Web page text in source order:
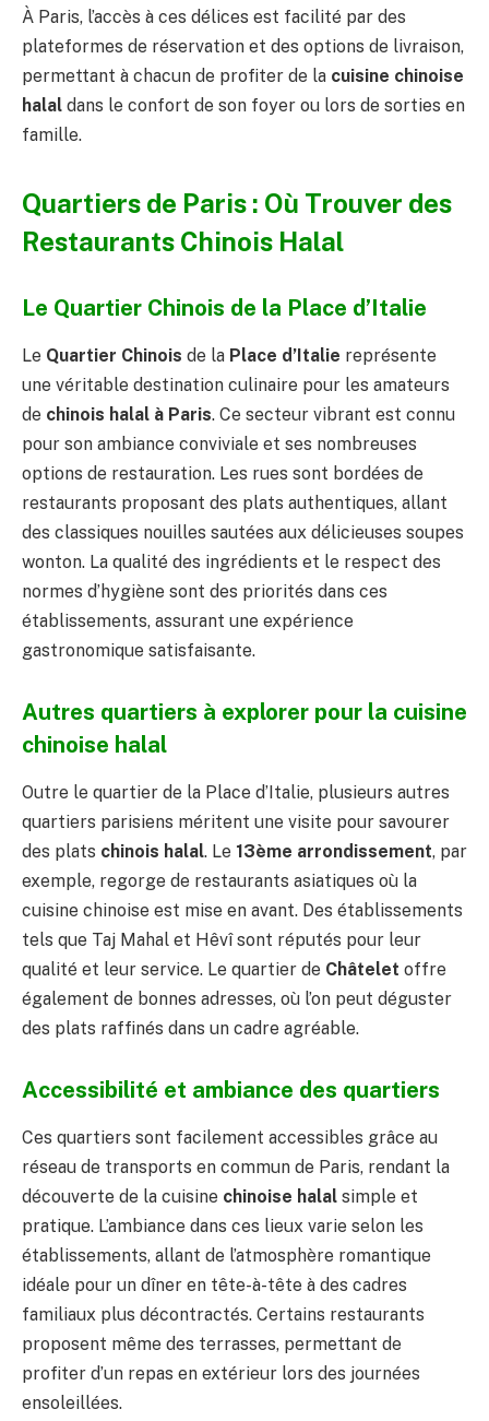
À Paris, l’accès à ces délices est facilité par des
plateformes de réservation et des options de livraison,
permettant à chacun de profiter de la cuisine chinoise
halal dans le confort de son foyer ou lors de sorties en
famille.
Quartiers de Paris : Où Trouver des
Restaurants Chinois Halal
Le Quartier Chinois de la Place d’Italie
Le Quartier Chinois de la Place d’Italie représente
une véritable destination culinaire pour les amateurs
de chinois halal à Paris. Ce secteur vibrant est connu
pour son ambiance conviviale et ses nombreuses
options de restauration. Les rues sont bordées de
restaurants proposant des plats authentiques, allant
des classiques nouilles sautées aux délicieuses soupes
wonton. La qualité des ingrédients et le respect des
normes d’hygiène sont des priorités dans ces
établissements, assurant une expérience
gastronomique satisfaisante.
Autres quartiers à explorer pour la cuisine
chinoise halal
Outre le quartier de la Place d’Italie, plusieurs autres
quartiers parisiens méritent une visite pour savourer
des plats chinois halal. Le 13ème arrondissement, par
exemple, regorge de restaurants asiatiques où la
cuisine chinoise est mise en avant. Des établissements
tels que Taj Mahal et Hêvî sont réputés pour leur
qualité et leur service. Le quartier de Châtelet offre
également de bonnes adresses, où l’on peut déguster
des plats raffinés dans un cadre agréable.
Accessibilité et ambiance des quartiers
Ces quartiers sont facilement accessibles grâce au
réseau de transports en commun de Paris, rendant la
découverte de la cuisine chinoise halal simple et
pratique. L’ambiance dans ces lieux varie selon les
établissements, allant de l’atmosphère romantique
idéale pour un dîner en tête-à-tête à des cadres
familiaux plus décontractés. Certains restaurants
proposent même des terrasses, permettant de
profiter d’un repas en extérieur lors des journées
ensoleillées.